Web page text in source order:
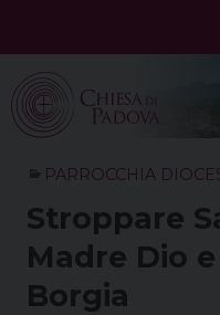
PARROCCHIA
Stroppare
Madre Dio
Borgia